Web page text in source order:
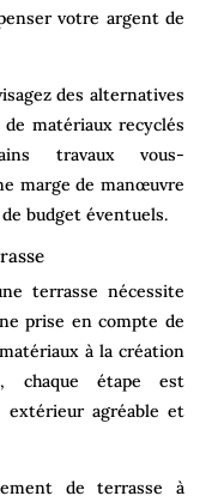
votre argent de
des alternatives
matériaux recyclés
travaux vous-
marge de manœuvre
budget éventuels.
terrasse nécessite
prise en compte de
à la création
chaque étape est
extérieur agréable et
de terrasse à